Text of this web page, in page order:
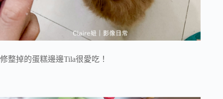
修整掉的蛋糕邊邊Tila很愛吃！